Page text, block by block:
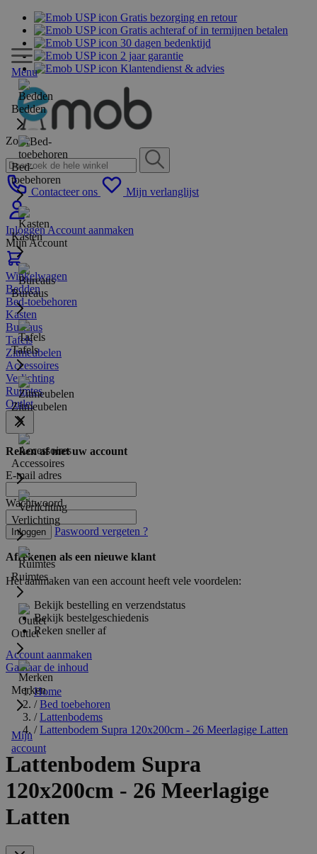
Gratis bezorging en retour
Gratis achteraf of in termijnen betalen
30 dagen bedenktijd
2 jaar garantie
Klantendienst & advies
Zoek
Contacteer ons Mijn verlanglijst
InloggenAccount aanmaken
Mijn Account
Winkelwagen
Menu
Bedden
Bed-
toebehoren
Kasten
Bureaus
Tafels
Zitmeubelen
Accessoires
Verlichting
Ruimtes
Outlet
Merken
Mijn
account
Bedden
Bed-toebehoren
Kasten
Bureaus
Tafels
Zitmeubelen
Accessoires
Verlichting
Ruimtes
Outlet
Reken af met uw account
E-mail adres
Wachtwoord
Inloggen Paswoord vergeten ?
Afrekenen als een nieuwe klant
Het aanmaken van een account heeft vele voordelen:
Bekijk bestelling en verzendstatus
Bekijk bestelgeschiedenis
Reken sneller af
Account aanmaken
Ga naar de inhoud
Home
/ Bed toebehoren
/ Lattenbodems
/ Lattenbodem Supra 120x200cm - 26 Meerlagige Latten
Lattenbodem Supra
120x200cm - 26 Meerlagige
Latten